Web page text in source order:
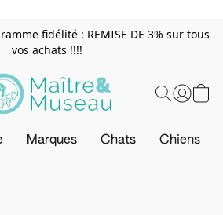
fidélité : REMISE DE 3% sur tous
vos achats !!!!
Marques Chats Chiens